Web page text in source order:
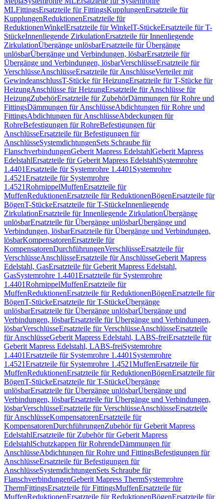
MLFittingsErsatzteile für FittingsKupplungenErsatzteile für
KupplungenReduktionenErsatzteile für
ReduktionenWinkelErsatzteile für WinkelT-StückeErsatzteile für T-
StückeInnenliegende ZirkulationErsatzteile für Innenliegende
ZirkulationÜbergänge unlösbarErsatzteile für Übergänge
unlösbarÜbergänge und Verbindungen, lösbarErsatzteile für
Übergänge und Verbindungen, lösbarVerschlüsseErsatzteile für
VerschlüsseAnschlüsseErsatzteile für AnschlüsseVerteiler mit
GewindeanschlussT-Stücke für HeizungErsatzteile für T-Stücke für
HeizungAnschlüsse für HeizungErsatzteile für Anschlüsse für
HeizungZubehörErsatzteile für ZubehörDämmungen für Rohre und
FittingsDämmungen für AnschlüsseAbdichtungen für Rohre und
FittingsAbdichtungen für AnschlüsseAbdeckungen für
RohreBefestigungen für RohreBefestigungen für
AnschlüsseErsatzteile für Befestigungen für
AnschlüsseSystemdichtungenSets Schraube für
FlanschverbindungenGeberit Mapress EdelstahlGeberit Mapress
EdelstahlErsatzteile für Geberit Mapress EdelstahlSystemrohre
1.4401Ersatzteile für Systemrohre 1.4401 Systemrohre
1.4521Ersatzteile für Systemrohre
1.4521RohrnippelMuffenErsatzteile für
MuffenReduktionenErsatzteile für ReduktionenBögenErsatzteile für
BögenT-StückeErsatzteile für T-StückeInnenliegende
ZirkulationErsatzteile für Innenliegende ZirkulationÜbergänge
unlösbarErsatzteile für Übergänge unlösbarÜbergänge und
Verbindungen, lösbarErsatzteile für Übergänge und Verbindungen,
lösbarKompensatorenErsatzteile für
KompensatorenDurchführungenVerschlüsseErsatzteile für
VerschlüsseAnschlüsseErsatzteile für AnschlüsseGeberit Mapress
Edelstahl, GasErsatzteile für Geberit Mapress Edelstahl,
GasSystemrohre 1.4401Ersatzteile für Systemrohre
1.4401RohrnippelMuffenErsatzteile für
MuffenReduktionenErsatzteile für ReduktionenBögenErsatzteile für
BögenT-StückeErsatzteile für T-StückeÜbergänge
unlösbarErsatzteile für Übergänge unlösbarÜbergänge und
Verbindungen, lösbarErsatzteile für Übergänge und Verbindungen,
lösbarVerschlüsseErsatzteile für VerschlüsseAnschlüsseErsatzteile
für AnschlüsseGeberit Mapress Edelstahl, LABS-freiErsatzteile für
Geberit Mapress Edelstahl, LABS-freiSystemrohre
1.4401Ersatzteile für Systemrohre 1.4401 Systemrohre
1.4521Ersatzteile für Systemrohre 1.4521MuffenErsatzteile für
MuffenReduktionenErsatzteile für ReduktionenBögenErsatzteile für
BögenT-StückeErsatzteile für T-StückeÜbergänge
unlösbarErsatzteile für Übergänge unlösbarÜbergänge und
Verbindungen, lösbarErsatzteile für Übergänge und Verbindungen,
lösbarVerschlüsseErsatzteile für VerschlüsseAnschlüsseErsatzteile
für AnschlüsseKompensatorenErsatzteile für
KompensatorenDurchführungenZubehör für Geberit Mapress
EdelstahlErsatzteile für Zubehör für Geberit Mapress
EdelstahlSchutzkappen für RohrendeDämmungen für
AnschlüsseAbdichtungen für Rohre und FittingsBefestigungen für
AnschlüsseErsatzteile für Befestigungen für
AnschlüsseSystemdichtungenSets Schraube für
FlanschverbindungenGeberit Mapress ThermSystemrohre
ThermFittingsErsatzteile für FittingsMuffenErsatzteile für
MuffenReduktionenErsatzteile für ReduktionenBögenErsatzteile für